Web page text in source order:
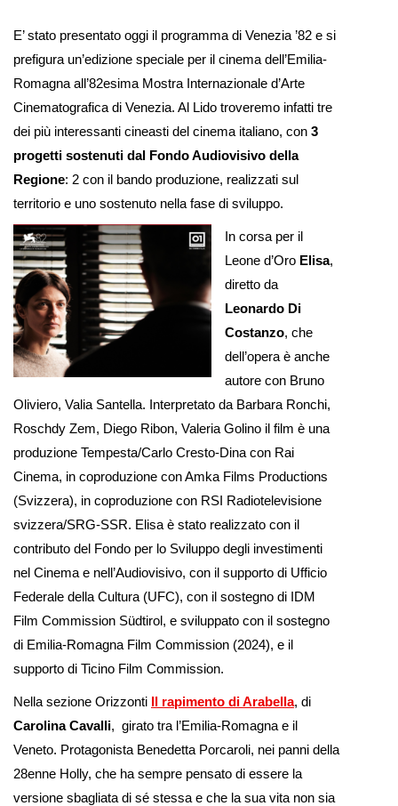
E’ stato presentato oggi il programma di Venezia ’82 e si
prefigura un’edizione speciale per il cinema dell’Emilia-
Romagna all’82esima Mostra Internazionale d’Arte
Cinematografica di Venezia. Al Lido troveremo infatti tre
dei più interessanti cineasti del cinema italiano, con 3
progetti sostenuti dal Fondo Audiovisivo della
Regione: 2 con il bando produzione, realizzati sul
territorio e uno sostenuto nella fase di sviluppo.
In corsa per il
Leone d’Oro Elisa,
diretto da
Leonardo Di
Costanzo, che
dell’opera è anche
autore con Bruno
Oliviero, Valia Santella. Interpretato da Barbara Ronchi,
Roschdy Zem, Diego Ribon, Valeria Golino il film è una
produzione Tempesta/Carlo Cresto-Dina con Rai
Cinema, in coproduzione con Amka Films Productions
(Svizzera), in coproduzione con RSI Radiotelevisione
svizzera/SRG-SSR. Elisa è stato realizzato con il
contributo del Fondo per lo Sviluppo degli investimenti
nel Cinema e nell’Audiovisivo, con il supporto di Ufficio
Federale della Cultura (UFC), con il sostegno di IDM
Film Commission Südtirol, e sviluppato con il sostegno
di Emilia-Romagna Film Commission (2024), e il
supporto di Ticino Film Commission.
Nella sezione Orizzonti Il rapimento di Arabella, di
Carolina Cavalli, girato tra l’Emilia-Romagna e il
Veneto. Protagonista Benedetta Porcaroli, nei panni della
28enne Holly, che ha sempre pensato di essere la
versione sbagliata di sé stessa e che la sua vita non sia